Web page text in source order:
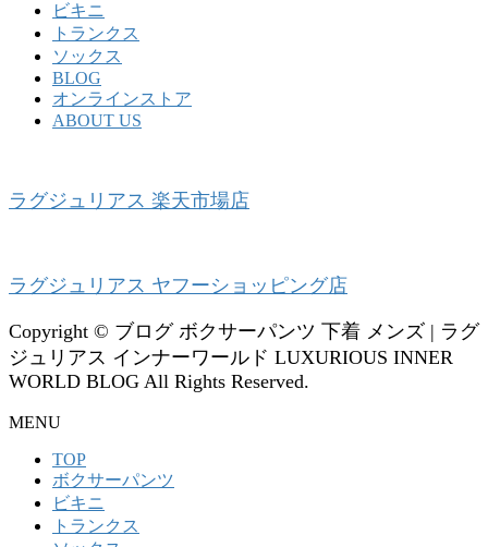
ビキニ
トランクス
ソックス
BLOG
オンラインストア
ABOUT US
ラグジュリアス 楽天市場店
ラグジュリアス ヤフーショッピング店
Copyright © ブログ ボクサーパンツ 下着 メンズ | ラグ
ジュリアス インナーワールド LUXURIOUS INNER
WORLD BLOG All Rights Reserved.
MENU
TOP
ボクサーパンツ
ビキニ
トランクス